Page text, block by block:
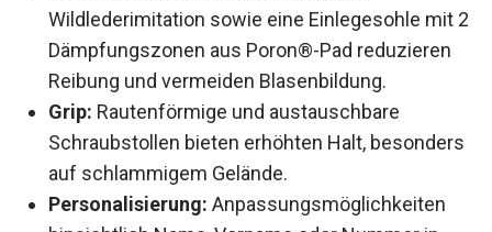
Wildlederimitation sowie eine Einlegesohle mit
2 Dämpfungszonen aus Poron®-Pad
reduzieren Reibung und vermeiden
Blasenbildung.
Grip:Rautenförmige und austauschbare
Schraubstollen bieten erhöhten Halt,
besonders auf schlammigem Gelände.